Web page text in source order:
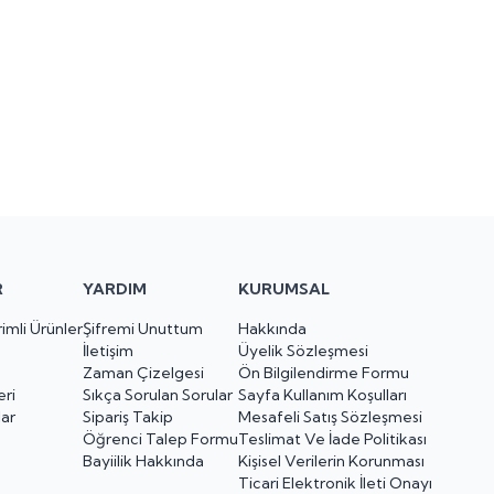
Ürünler
YARDIM
Şifremi Unuttum
İletişim
Zaman Çizelgesi
Sıkça Sorulan Sorular
Sipariş Takip
Öğrenci Talep Formu
Bayiilik Hakkında
KURUMSAL
Hakkında
Üyelik Sözleşmesi
Ön Bilgilendirme Formu
Sayfa Kullanım Koşulları
Mesafeli Satış Sözleşmesi
Teslimat Ve İade Politikası
Kişisel Verilerin Korunması
Ticari Elektronik İleti Onayı